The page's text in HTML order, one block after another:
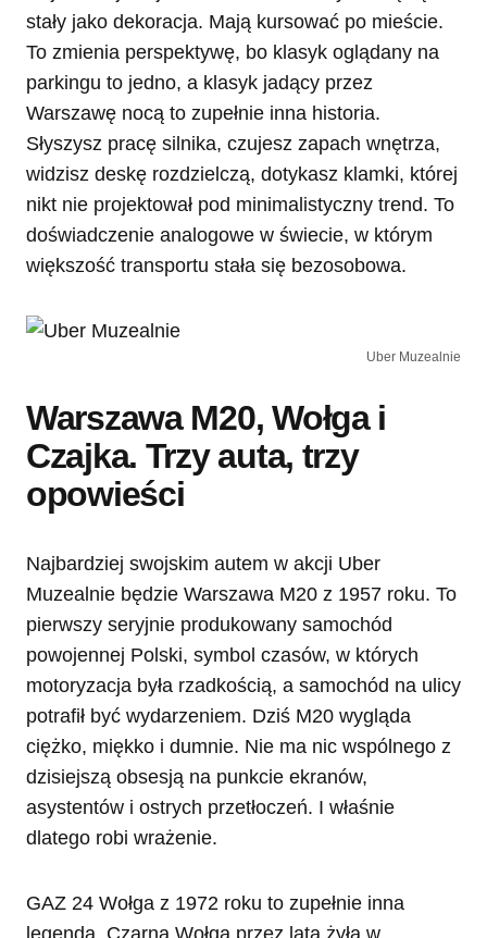
stały jako dekoracja. Mają kursować po mieście.
To zmienia perspektywę, bo klasyk oglądany na
parkingu to jedno, a klasyk jadący przez
Warszawę nocą to zupełnie inna historia.
Słyszysz pracę silnika, czujesz zapach wnętrza,
widzisz deskę rozdzielczą, dotykasz klamki, której
nikt nie projektował pod minimalistyczny trend. To
doświadczenie analogowe w świecie, w którym
większość transportu stała się bezosobowa.
Uber Muzealnie
Warszawa M20, Wołga i
Czajka. Trzy auta, trzy
opowieści
Najbardziej swojskim autem w akcji Uber
Muzealnie będzie Warszawa M20 z 1957 roku. To
pierwszy seryjnie produkowany samochód
powojennej Polski, symbol czasów, w których
motoryzacja była rzadkością, a samochód na ulicy
potrafił być wydarzeniem. Dziś M20 wygląda
ciężko, miękko i dumnie. Nie ma nic wspólnego z
dzisiejszą obsesją na punkcie ekranów,
asystentów i ostrych przetłoczeń. I właśnie
dlatego robi wrażenie.
GAZ 24 Wołga z 1972 roku to zupełnie inna
legenda. Czarna Wołga przez lata żyła w